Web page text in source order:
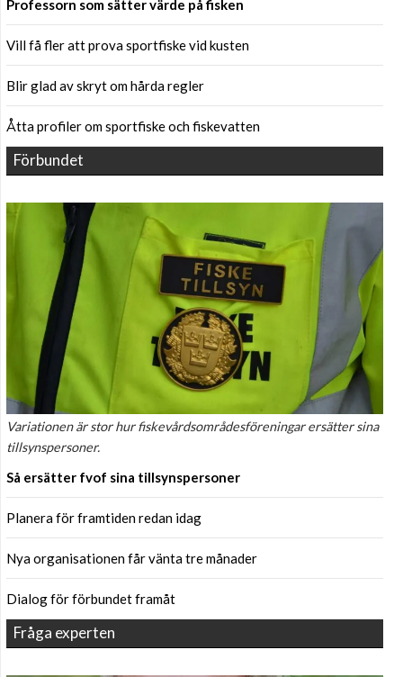
Professorn som sätter värde på fisken
Vill få fler att prova sportfiske vid kusten
Blir glad av skryt om hårda regler
Åtta profiler om sportfiske och fiskevatten
Förbundet
Variationen är stor hur fiskevårdsområdesföreningar ersätter sina
tillsynspersoner.
Så ersätter fvof sina tillsynspersoner
Planera för framtiden redan idag
Nya organisationen får vänta tre månader
Dialog för förbundet framåt
Fråga experten